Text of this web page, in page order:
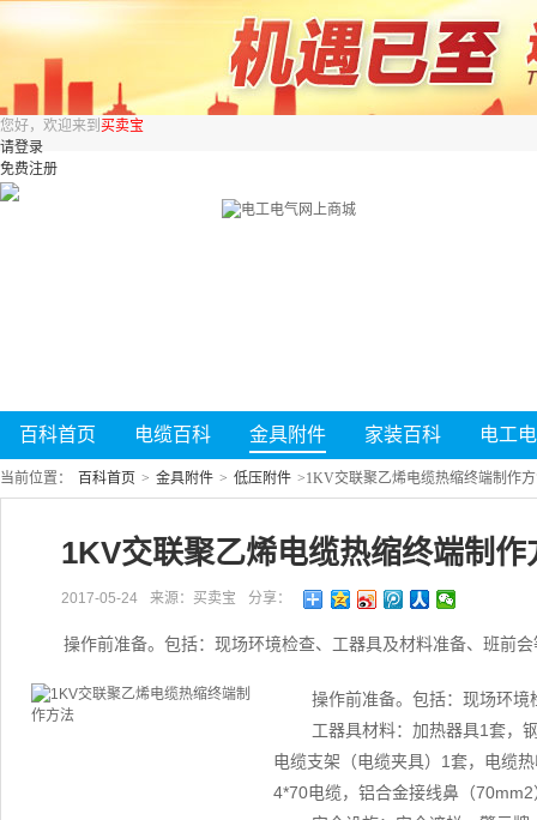
您好，欢迎来到 买卖宝
请登录
免费注册
百科首页 电缆百科 金具附件 家装百科 电工
当前位置： 百科首页 > 金具附件 > 低压附件 >1KV交联聚乙烯电缆热缩终端制作
1KV交联聚乙烯电缆热缩终端制作
2017-05-24 来源：买卖宝 分享：
操作前准备。包括：现场环境检查、工器具及材料准备、班前
操作前准备。包括：现场环
工器具材料：加热器具1套，
电缆支架（电缆夹具）1套，电缆
4*70电缆，铝合金接线鼻（